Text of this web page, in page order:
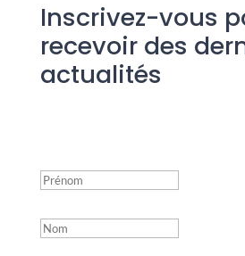
Inscrivez-vous
recevoir des
actualités